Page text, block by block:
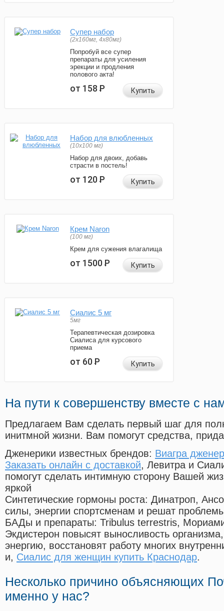
Супер набор
(2х160мг, 4х80мг)
Попробуй все супер
препараты для усиления
эрекции и продления
полового акта!
от 158Р Купить
Набор для влюбленных
(10х100 мг)
Набор для двоих, добавь
страсти в постель!
от 120Р Купить
Крем Naron
(100 мг)
Крем для сужения влагалища
от 1500Р Купить
Сиалис 5 мг
5мг
Терапевтическая дозировка
Сиалиса для курсового
приема
от 60Р Купить
На пути к совершенству вместе с
Предлагаем Вам сделать первый шаг для
инитмной жизни. Вам помогут средства,
Дженерики известных брендов: Виагра
Заказать онлайн с доставкой, Левитра и
помогут сделать интимную сторону Вашей
яркой
Синтетические гормоны роста: Динатроп,
силы, энергии спортсменам и решат
БАДы и препараты: Tribulus terrestris,
Экдистерон повысят выносливость
энергию, восстановят работу многих
и, Сиалис для женщин купить Краснодар.
Несколько причино объясняющих
именно у нас?